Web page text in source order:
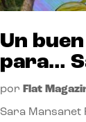
Un
para…
por Flat
Sara Mansanet